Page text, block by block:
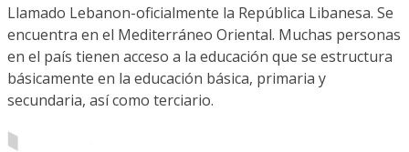
Llamado Lebanon-oficialmente la República Libanesa. Se
encuentra en el Mediterráneo Oriental. Muchas personas
en el país tienen acceso a la educación que se estructura
básicamente en la educación básica, primaria y
secundaria, así como terciario.